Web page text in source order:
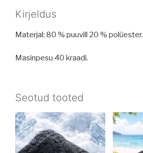
Kirjeldus
Materjal: 80 % puuvill 20 % polüester.
Masinpesu 40 kraadi.
Seotud tooted